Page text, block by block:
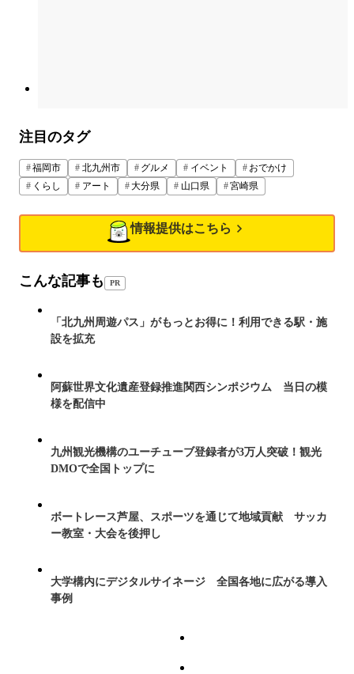
注目のタグ
福岡市 北九州市 グルメ イベント
おでかけ
くらし
アート 大分県 山口県 宮崎県
情報提供はこちら
こんな記事も PR
「北九州周遊パス」がもっとお得に！利用できる駅・施
設を拡充
阿蘇世界文化遺産登録推進関西シンポジウム 当日の模
様を配信中
九州観光機構のユーチューブ登録者が3万人突破！観光
DMOで全国トップに
ボートレース芦屋、スポーツを通じて地域貢献 サッカ
ー教室・大会を後押し
大学構内にデジタルサイネージ 全国各地に広がる導入
事例